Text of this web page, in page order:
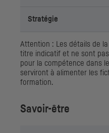
Stratégie
Attention : Les détails de
titre indicatif et ne sont
pour la compétence dans
serviront à alimenter les
formation.
Savoir-être